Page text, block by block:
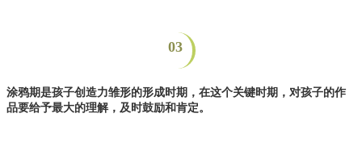
03
涂鸦期是孩子创造力雏形的形成时期，在这个关键时期，对孩子的作
品要给予最大的理解，及时鼓励和肯定。